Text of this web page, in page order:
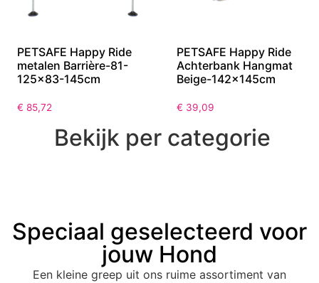
PETSAFE Happy Ride
metalen Barrière-81-
125×83-145cm
€ 85,72
PETSAFE Happy Ride
Achterbank Hangmat
Beige-142x145cm
€ 39,09
Bekijk per categorie
Speciaal geselecteerd voor
jouw Hond
Een kleine greep uit ons ruime assortiment van